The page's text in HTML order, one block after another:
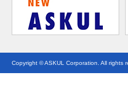
Copyright © ASKUL Corporation. All rights